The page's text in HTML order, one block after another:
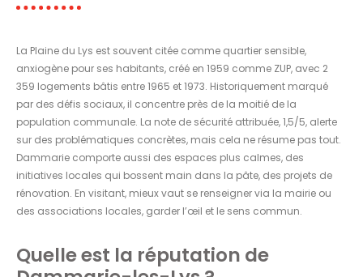
La Plaine du Lys est souvent citée comme quartier sensible,
anxiogène pour ses habitants, créé en 1959 comme ZUP, avec 2
359 logements bâtis entre 1965 et 1973. Historiquement marqué
par des défis sociaux, il concentre près de la moitié de la
population communale. La note de sécurité attribuée, 1,5/5, alerte
sur des problématiques concrètes, mais cela ne résume pas tout.
Dammarie comporte aussi des espaces plus calmes, des
initiatives locales qui bossent main dans la pâte, des projets de
rénovation. En visitant, mieux vaut se renseigner via la mairie ou
des associations locales, garder l’œil et le sens commun.
Quelle est la réputation de